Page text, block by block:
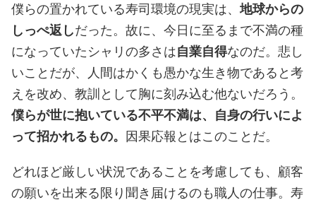
僕らの置かれている寿司環境の現実は、地球からの
しっぺ返しだった。故に、今日に至るまで不満の種
になっていたシャリの多さは自業自得なのだ。悲し
いことだが、人間はかくも愚かな生き物であると考
えを改め、教訓として胸に刻み込む他ないだろう。
僕らが世に抱いている不平不満は、自身の行いによ
って招かれるもの。 因果応報とはこのことだ。
どれほど厳しい状況であることを考慮しても、顧客
の願いを出来る限り聞き届けるのも職人の仕事。寿